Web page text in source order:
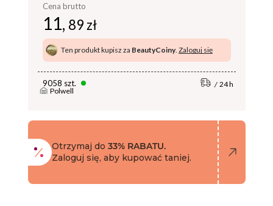
Cena brutto
11, 89 zł
Ten produkt kupisz za BeautyCoiny. Zaloguj się
9058 szt.
Polwell
24 h
Otrzymaj do 33% RABATU.
Zaloguj się, aby kupować taniej.